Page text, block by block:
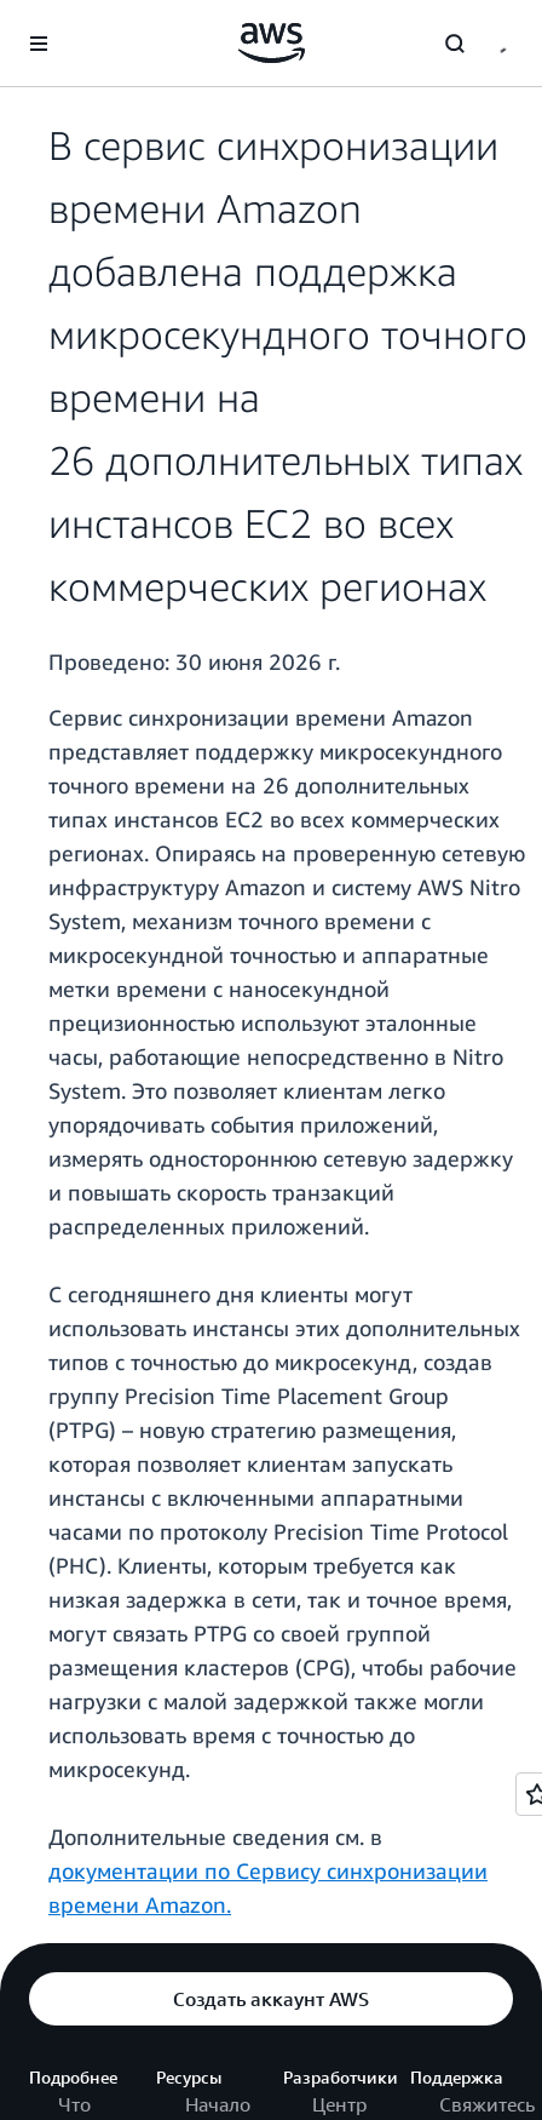
Перейти к главному контенту
В сервис синхронизации
времени Amazon
добавлена поддержка
микросекундного точного
времени на
26 дополнительных типах
инстансов EC2 во всех
коммерческих регионах
Проведено: 30 июня 2026 г.
Сервис синхронизации времени Amazon
представляет поддержку микросекундного
точного времени на 26 дополнительных
типах инстансов EC2 во всех коммерческих
регионах. Опираясь на проверенную сетевую
инфраструктуру Amazon и систему AWS Nitro
System, механизм точного времени с
микросекундной точностью и аппаратные
метки времени с наносекундной
прецизионностью используют эталонные
часы, работающие непосредственно в Nitro
System. Это позволяет клиентам легко
упорядочивать события приложений,
измерять одностороннюю сетевую задержку
и повышать скорость транзакций
распределенных приложений.
С сегодняшнего дня клиенты могут
использовать инстансы этих дополнительных
типов с точностью до микросекунд, создав
группу Precision Time Placement Group
(PTPG) – новую стратегию размещения,
которая позволяет клиентам запускать
инстансы с включенными аппаратными
часами по протоколу Precision Time Protocol
(PHC). Клиенты, которым требуется как
низкая задержка в сети, так и точное время,
могут связать PTPG со своей группой
размещения кластеров (CPG), чтобы рабочие
нагрузки с малой задержкой также могли
использовать время с точностью до
микросекунд.
Дополнительные сведения см. в
документации по Сервису синхронизации
времени Amazon.
Создать аккаунт AWS
Подробнее
Что
Ресурсы
Начало
Разработчики
Центр
Поддержка
Свяжитесь